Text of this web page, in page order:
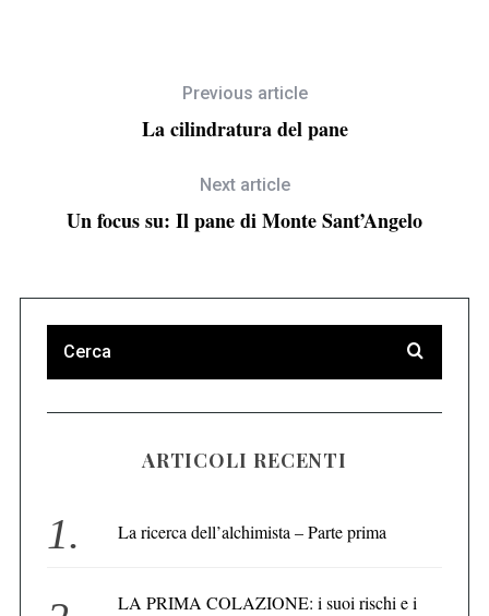
Previous article
La cilindratura del pane
Next article
Un focus su: Il pane di Monte Sant’Angelo
ARTICOLI RECENTI
La ricerca dell’alchimista – Parte prima
LA PRIMA COLAZIONE: i suoi rischi e i